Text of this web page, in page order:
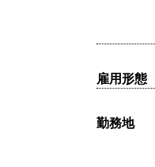
雇用形態
勤務地